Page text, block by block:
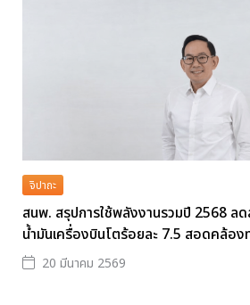
จิปาถะ
สนพ. สรุปการใช้พลังงานรวมปี 2568 ล
น้ำมันเครื่องบินโตร้อยละ 7.5 สอดคล้อง
20 มีนาคม 2569